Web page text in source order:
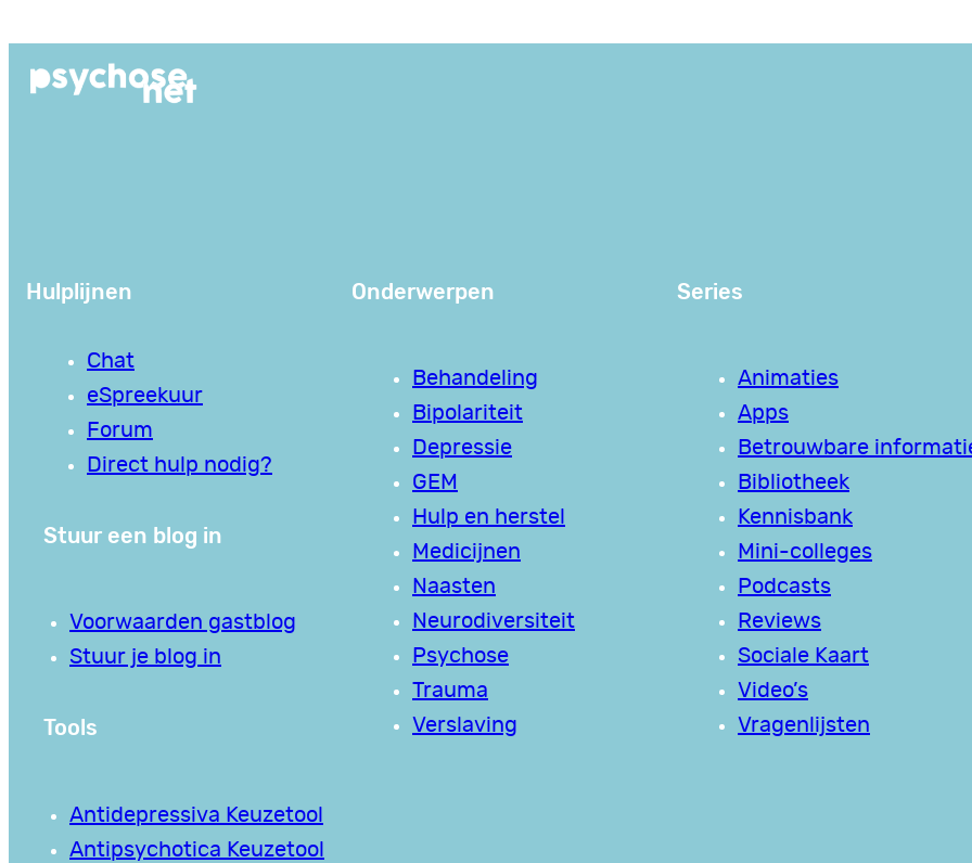
de
Hulplijnen
Chat
eSpreekuur
Forum
Direct hulp nodig?
Stuur een blog in
Voorwaarden gastblog
Stuur je blog in
Tools
Antidepressiva Keuzetool
Antipsychotica Keuzetool
Onderwerpen
Behandeling
Bipolariteit
Depressie
GEM
Hulp en herstel
Medicijnen
Naasten
Neurodiversiteit
Psychose
Trauma
Verslaving
Series
Animaties
Apps
Betrouwbare
Bibliotheek
Kennisbank
Mini-colleges
Podcasts
Reviews
Sociale Kaart
Video’s
Vragenlijsten